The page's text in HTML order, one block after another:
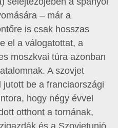
– már a
is csak hosszas
el a válogatottat, a
moszkvai túra azonban
A szovjet
be a franciaországi
hogy négy évvel
otthont a tornának,
és a Szovjetunió